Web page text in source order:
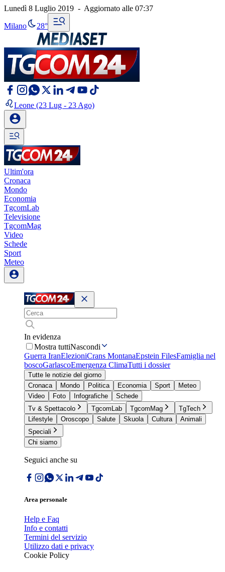
Lunedì 8 Luglio 2019 - Aggiornato alle 07:37
Milano 28°
Leone (23 Lug - 23 Ago)
Ultim'ora
Cronaca
Mondo
Economia
TgcomLab
Televisione
TgcomMag
Video
Schede
Sport
Meteo
In evidenza
Mostra tuttiNascondi
Guerra IranElezioniCrans MontanaEpstein FilesFamiglia nel
boscoGarlascoEmergenza ClimaTutti i dossier
Tutte le notizie del giorno
Cronaca
Mondo Politica Economia Sport
Meteo
Video
Foto Infografiche
Schede
Tv & Spettacolo
TgcomLab TgcomMag
TgTech
Lifestyle
Oroscopo Salute Skuola Cultura
Animali
Speciali
Chi siamo
Seguici anche su
Area personale
Help e Faq
Info e contatti
Termini del servizio
Utilizzo dati e privacy
Cookie Policy